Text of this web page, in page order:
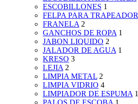
ESCOBILLONES 1
FELPA PARA TRAPEADOR
FRANELA 2
GANCHOS DE ROPA 1
JABON LIQUIDO 2
JALADOR DE AGUA 1
KRESO 3
LEJIA 2
LIMPIA METAL 2
LIMPIA VIDRIO 4
LIMPIADOR DE ESPUMA 1